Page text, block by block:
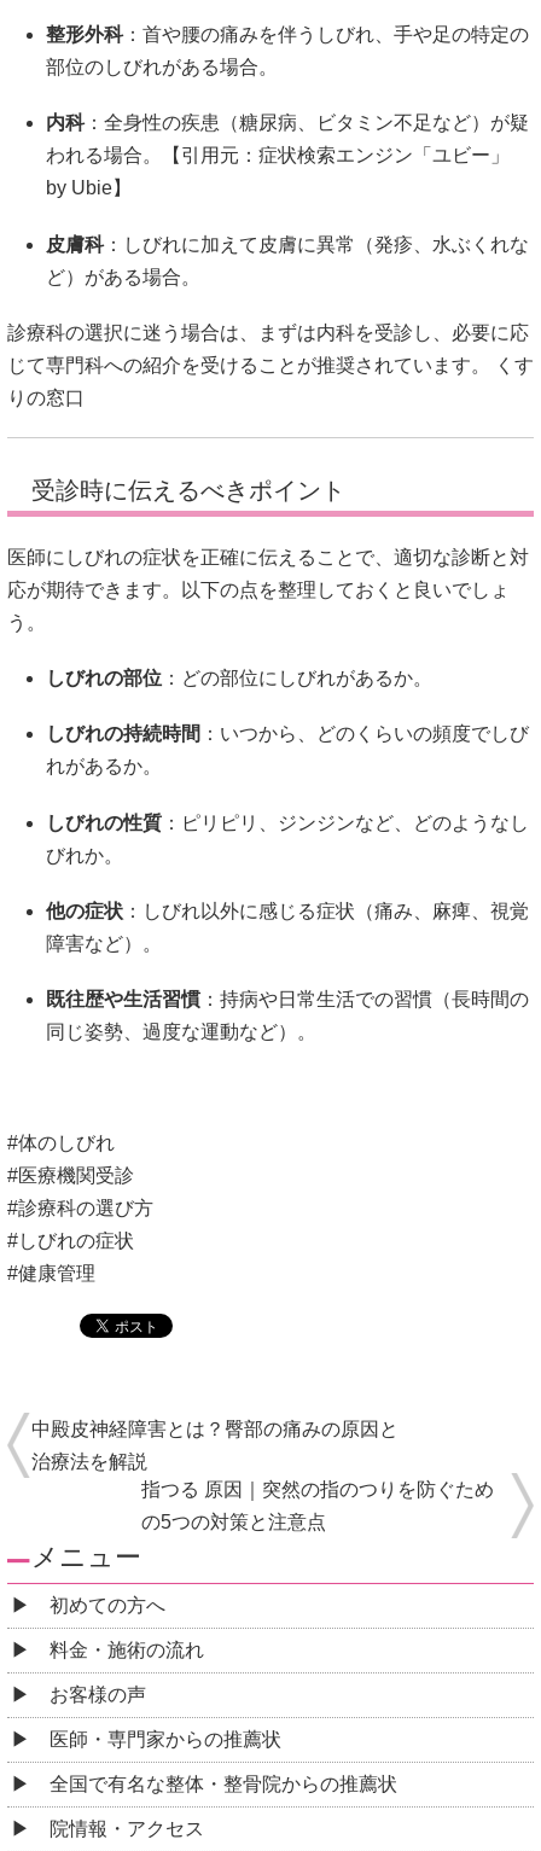
整形外科： 首や腰の痛みを伴うしびれ、手や足の特定の
部位のしびれがある場合。
内科： 全身性の疾患（糖尿病、ビタミン不足など）が疑
われる場合。【引用元： 症状検索エンジン「ユビー」
by Ubie】
皮膚科： しびれに加えて皮膚に異常（発疹、水ぶくれな
ど）がある場合。
診療科の選択に迷う場合は、まずは内科を受診し、必要に応
じて専門科への紹介を受けることが推奨されています。
くす
りの窓口
受診時に伝えるべきポイント
医師にしびれの症状を正確に伝えることで、適切な診断と対
応が期待できます。
以下の点を整理しておくと良いでしょ
う。
しびれの部位 ： どの部位にしびれがあるか。
しびれの持続時間 ： いつから、どのくらいの頻度でしび
れがあるか。
しびれの性質 ： ピリピリ、ジンジンなど、どのようなし
びれか。
他の症状 ： しびれ以外に感じる症状（痛み、麻痺、視覚
障害など）。
既往歴や生活習慣 ： 持病や日常生活での習慣（長時間の
同じ姿勢、過度な運動など）。
#体のしびれ
#医療機関受診
#診療科の選び方
#しびれの症状
#健康管理
中殿皮神経障害とは？臀部の痛みの原因と
治療法を解説
指つる 原因｜突然の指のつりを防ぐため
の5つの対策と注意点
メニュー
初めての方へ
料金・施術の流れ
お客様の声
医師・専門家からの推薦状
全国で有名な整体・整骨院からの推薦状
院情報・アクセス